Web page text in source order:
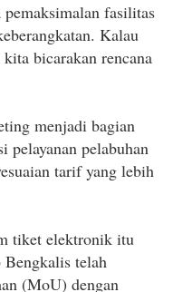
fasilitas
Kalau
bicarakan rencana
menjadi bagian
pelayanan pelabuhan
tarif yang lebih
tiket elektronik itu
Bengkalis telah
(MoU) dengan